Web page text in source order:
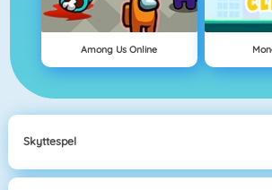
Among Us Online
Skyttespel